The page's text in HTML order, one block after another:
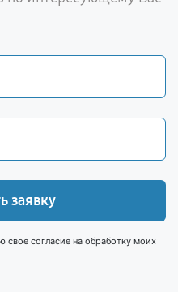
заявку
свое согласие на обработку моих